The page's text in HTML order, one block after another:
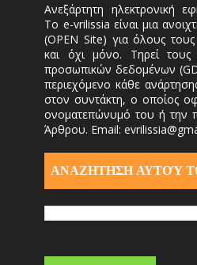
Ανεξάρτητη ηλεκτρονική
Το e-vrilissia είναι μια
(OPEN Site) για όλους
και όχι μόνο. Τηρεί τους
προσωπικών δεδομένων
περιεχόμενο κάθε
στον συντάκτη, ο οποίος
ονοματεπώνυμό του ή την
Άρθρου. Email:
ΑΝΑΖΗΤΗΣΗ ΑΥΤΟΎ